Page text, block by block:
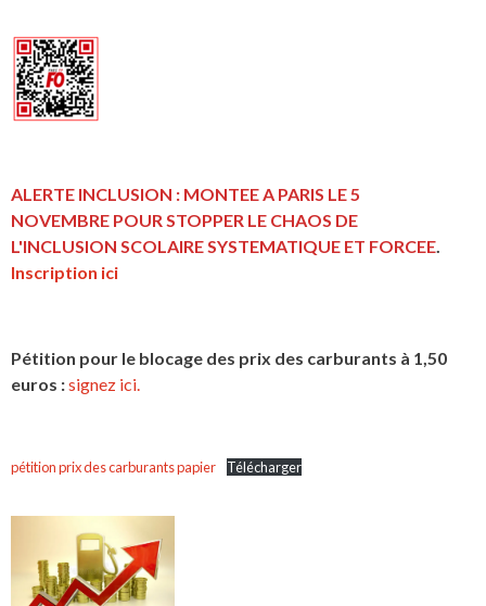
ALERTE INCLUSION : MONTEE A PARIS LE 5
NOVEMBRE POUR STOPPER LE CHAOS DE
L'INCLUSION SCOLAIRE SYSTEMATIQUE ET FORCEE
Inscription ici
Pétition pour le blocage des prix des carburants à 1,50
euros :signez ici.
pétition prix des carburants papier Télécharger